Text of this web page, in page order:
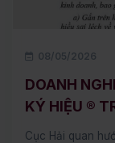
08/05/2026
DOANH
KÝ HIỆU ®
Cục Hải quan